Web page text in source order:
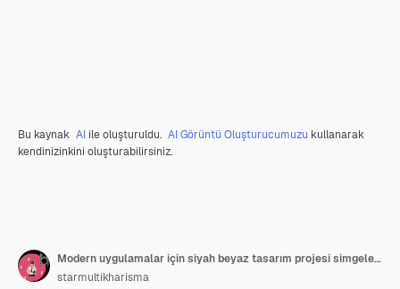
Bu kaynak AI ile oluşturuldu. AI Görüntü Oluşturucumuzu kullanarak
kendinizinkini oluşturabilirsiniz.
Modern uygulamalar için siyah beyaz tasarım projesi simgeleri koleksiyonu
starmultikharisma